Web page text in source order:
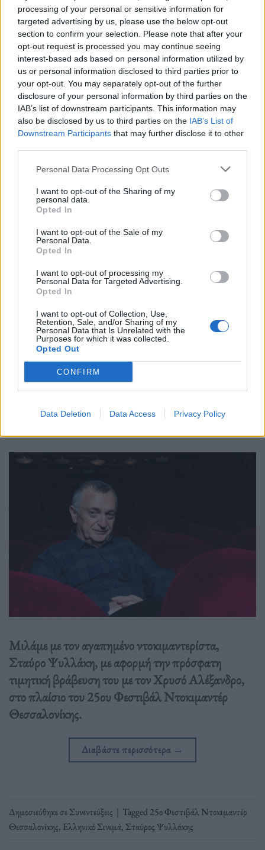
processing of your personal or sensitive information for
targeted advertising by us, please use the below opt-out
section to confirm your selection. Please note that after your
opt-out request is processed you may continue seeing
interest-based ads based on personal information utilized by
us or personal information disclosed to third parties prior to
your opt-out. You may separately opt-out of the further
disclosure of your personal information by third parties on the
IAB’s list of downstream participants. This information may
also be disclosed by us to third parties on the IAB’s List of
Downstream Participants that may further disclose it to other
Personal Data Processing Opt Outs
I want to opt-out of the Sharing of my
personal data.
Opted In
I want to opt-out of the Sale of my
Personal Data.
Opted In
I want to opt-out of processing my
Personal Data for Targeted Advertising.
Opted In
I want to opt-out of Collection, Use,
Retention, Sale, and/or Sharing of my
Personal Data that Is Unrelated with the
Purposes for which it was collected.
Opted Out
CONFIRM
Data Deletion Data Access Privacy Policy
Διαβάστε περισσότερα→
Δημοσιεύθηκε σεΣυνεντεύξεις| TaggedMaestro, Αντίνοος Αλμπάνης
ελληνική τηλεόραση, Ελληνικό Σινεμά,Θέατρο,Συνέντευξη
Άνθρωποι
Το «χειροποίητο» σινεμά του Σταύρου Ψυλλάκη
Μιλάμε με τον αγαπημένο ντοκιμαντερίστα,
Σταύρο Ψυλλάκη, με αφορμή την πρόσφατη
τιμητική βράβευση του με τον Χρυσό
Αλέξανδρο, στο πλαίσιο του 25ου Φεστιβάλ
Ντοκιμαντέρ Θεσσαλονίκης.
Μιλάμε με τον αγαπημένο ντοκιμαντερίστα,
Σταύρο Ψυλλάκη, με αφορμή την πρόσφατη
τιμητική βράβευση του με τον Χρυσό Αλέξανδρο,
στο πλαίσιο του 25ου Φεστιβάλ Ντοκιμαντέρ
Θεσσαλονίκης.
Διαβάστε περισσότερα →
Δημοσιεύθηκε σεΣυνεντεύξεις | Tagged25ο Φεστιβάλ Ντοκιμαντέρ
Θεσσαλονίκης, Ελληνικό Σινεμά, Σταύρος Ψυλλάκης